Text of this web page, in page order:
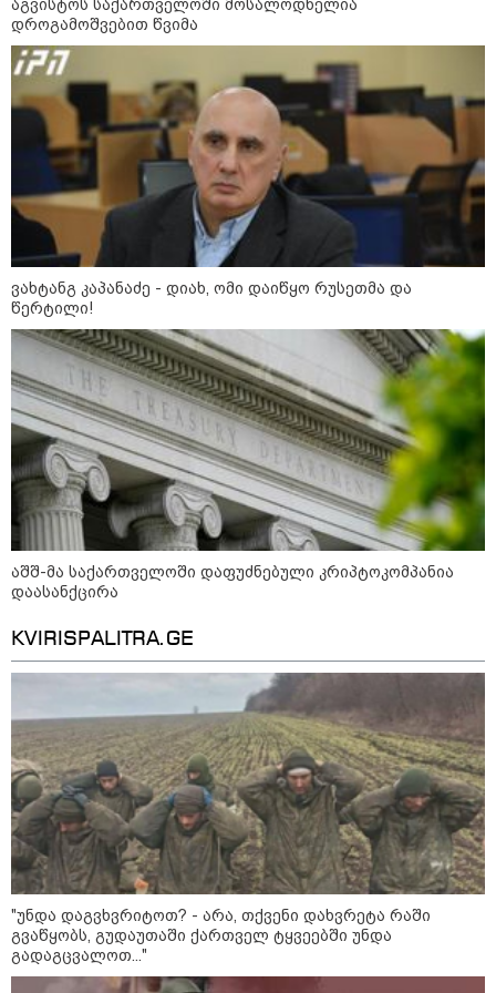
დაკავშირებით ირაკლი
კატეგორიის ყველა სიახლე
„გადავწყვიტეთ, უკვე
დასრულებული სივრცის
მონახულების შესაძლებლობა
ახალი ზოოპარკი სატესტო
რეჟიმში იხსნება
რა არის ცნობილი,
საქართველოში დაფუძნებულ
კრიპტოკომპანიაზე, რომელიც
აშშ-ს სახაზინო დეპარტამენტმა
დაასანქცირა
აზერბაიჯანის რკინიგზა ბაქო-
თბილისი-ბაქოს საერთაშორისო
მარშრუტზე ბილეთების გაყიდვის
პერიოდს ახანგრძლივებს
კონფლიქტები
აგვისტოს საქართველოში მოსალოდნელია
დროგამოშვებით წვიმა
ვახტანგ კაპანაძე - დიახ, ომი დაიწყო რუსეთმა და
წერტილი!
აშშ-მა საქართველოში დაფუძნებული კრიპტოკომპანია
დაასანქცირა
KVIRISPALITRA.GE
"უნდა დაგვხვრიტოთ? - არა, თქვენი დახვრეტა რაში
გვაწყობს, გუდაუთაში ქართველ ტყვეებში უნდა
გადაგცვალოთ..."